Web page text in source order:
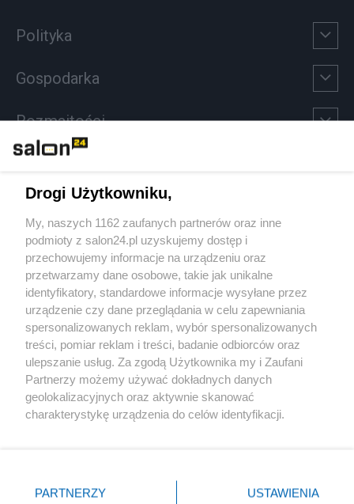
Polityka
Gospodarka
Rozmaitości
Sport
Społeczeństwo
Kultura
X Facebook Instagram Youtube
Drogi Użytkowniku,
My, naszych 1162 zaufanych partnerów oraz inne
podmioty z salon24.pl uzyskujemy dostęp i
przechowujemy informacje na urządzeniu oraz
przetwarzamy dane osobowe, takie jak unikalne
identyfikatory, standardowe informacje wysyłane przez
urządzenie czy dane przeglądania w celu zapewniania
spersonalizowanych reklam, wybór spersonalizowanych
treści, pomiar reklam i treści, badanie odbiorców oraz
ulepszanie usług. Za zgodą Użytkownika my i Zaufani
Partnerzy możemy używać dokładnych danych
geolokalizacyjnych oraz aktywnie skanować
charakterystykę urządzenia do celów identyfikacji.
zmienić/wycofać klikając przycisk ustawień prywatności
PARTNERZY USTAWIENIA